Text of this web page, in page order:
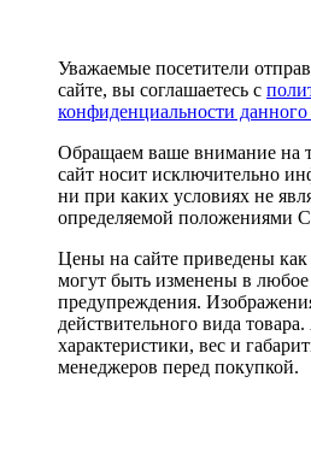
Уважаемые посетители
сайте, вы соглашаетесь с
конфиденциальности данного
Обращаем ваше внимание на
сайт носит исключительно
ни при каких условиях не
определяемой положениями
Цены на сайте приведены
могут быть изменены в любое
предупреждения.
действительного вида
характеристики, вес и
менеджеров перед покупкой.